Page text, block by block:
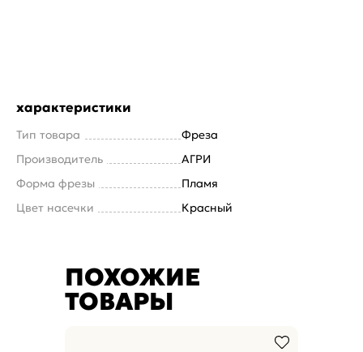
характеристики
Тип товара
Фреза
Производитель
АГРИ
Форма фрезы
Пламя
Цвет насечки
Красный
ПОХОЖИЕ
ТОВАРЫ